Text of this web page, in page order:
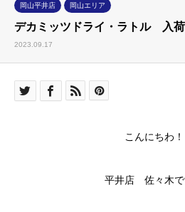
岡山平井店 岡山エリア
デカミッツドライ・ラトル 入荷
2023.09.17
こんにちわ！
平井店 佐々木で